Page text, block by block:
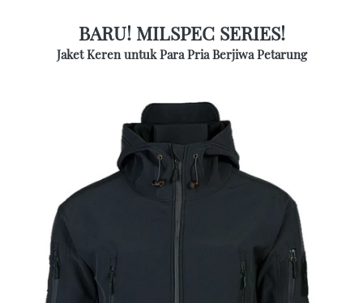
BARU! MILSPEC SERIES!
Jaket Keren untuk Para Pria Berjiwa Petarung